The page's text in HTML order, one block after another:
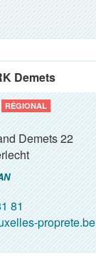
Demets
RÉGIONAL
Demets 22
81
proprete.be